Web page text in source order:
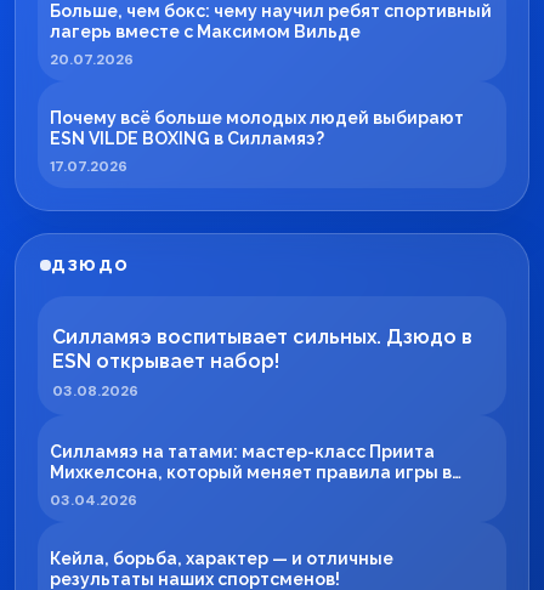
Больше, чем бокс: чему научил ребят спортивный
лагерь вместе с Максимом Вильде
20.07.2026
Почему всё больше молодых людей выбирают
ESN VILDE BOXING в Силламяэ?
17.07.2026
ДЗЮДО
Силламяэ воспитывает сильных. Дзюдо в
ESN открывает набор!
03.08.2026
Силламяэ на татами: мастер-класс Приита
Михкелсона, который меняет правила игры в
регионе
03.04.2026
Кейла, борьба, характер — и отличные
результаты наших спортсменов!